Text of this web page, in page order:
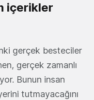
içerikler
gerçek besteciler
gerçek zamanlı
Bunun insan
tutmayacağını